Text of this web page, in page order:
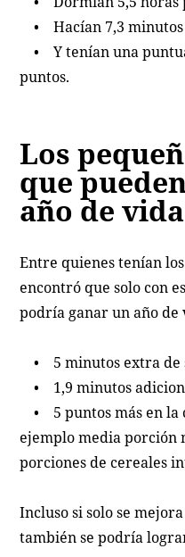
• Hacían 7,3
• Y tenían una
puntos.
Los
que
año de vida
Entre quienes tenían
encontró que solo con
podría ganar un año de
• 5 minutos extra de
• 1,9 minutos
• 5 puntos más en la
ejemplo media porción
porciones de cereales
Incluso si solo se
también se podría